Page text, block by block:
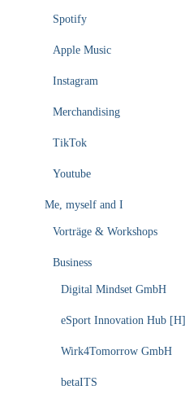
Spotify
Apple Music
Instagram
Merchandising
TikTok
Youtube
Me, myself and I
Vorträge & Workshops
Business
Digital Mindset GmbH
eSport Innovation Hub [H]
Wirk4Tomorrow GmbH
betaITS